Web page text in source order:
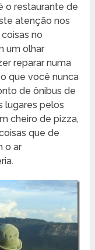
o restaurante de
atenção nos
no
um olhar
reparar numa
que você nunca
de ônibus de
lugares pelos
cheiro de pizza,
que de
o ar